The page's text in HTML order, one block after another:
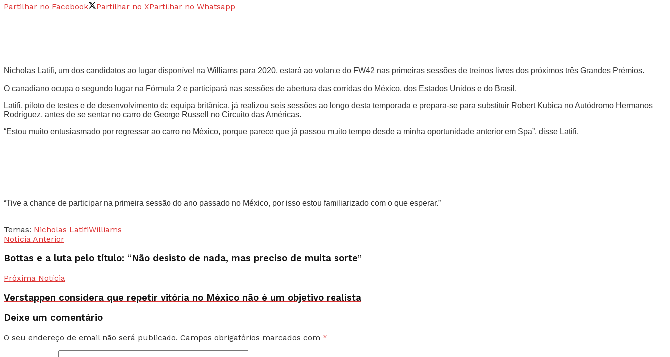
Partilhar no Facebook Partilhar no XPartilhar no Whatsapp
Nicholas Latifi, um dos candidatos ao lugar disponível na Williams para 2020, estará ao volante do FW42 nas primeiras sessões de treinos livres dos próximos três Grandes Prémios.
O canadiano ocupa o segundo lugar na Fórmula 2 e participará nas sessões de abertura das corridas do México, dos Estados Unidos e do Brasil.
Latifi, piloto de testes e de desenvolvimento da equipa britânica, já realizou seis sessões ao longo desta temporada e prepara-se para substituir Robert Kubica no Autódromo Hermanos
Rodriguez, antes de se sentar no carro de George Russell no Circuito das Américas.
“Estou muito entusiasmado por regressar ao carro no México, porque parece que já passou muito tempo desde a minha oportunidade anterior em Spa”, disse Latifi.
“Tive a chance de participar na primeira sessão do ano passado no México, por isso estou familiarizado com o que esperar.”
Temas: Nicholas LatifiWilliams
Notícia Anterior
Bottas e a luta pelo título: “Não desisto de nada, mas preciso de muita sorte”
Próxima Notícia
Verstappen considera que repetir vitória no México não é um objetivo realista
Deixe um comentário
O seu endereço de email não será publicado. Campos obrigatórios marcados com *